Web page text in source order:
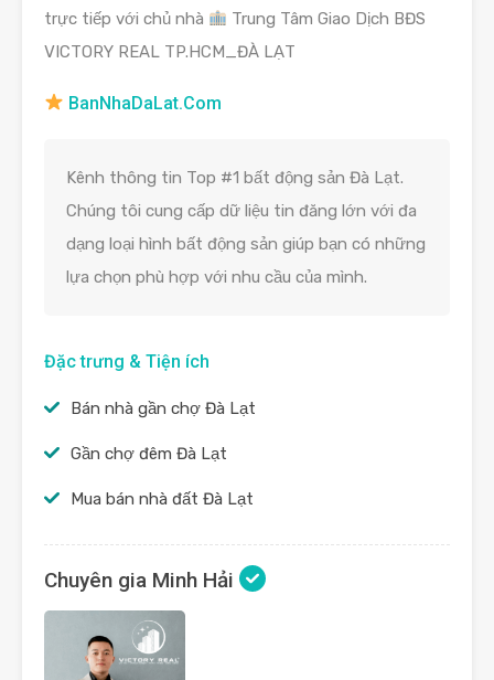
trực tiếp với chủ nhà
Trung Tâm Giao Dịch BĐS
VICTORY REAL TP.HCM_ĐÀ LẠT
BanNhaDaLat.Com
Kênh thông tin Top #1 bất động sản Đà Lạt.
Chúng tôi cung cấp dữ liệu tin đăng lớn với đa
dạng loại hình bất động sản giúp bạn có những
lựa chọn phù hợp với nhu cầu của mình.
Đặc trưng & Tiện ích
Bán nhà gần chợ Đà Lạt
Gần chợ đêm Đà Lạt
Mua bán nhà đất Đà Lạt
Chuyên gia Minh Hải